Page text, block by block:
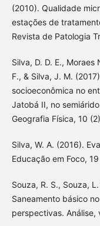
(2010). Qualidade
estações de
Revista de Patologia
Silva, D. D. E., Moraes
F., & Silva, J. M.
socioeconômica no
Jatobá II, no
Geografia Física, 10
Silva, W. A. (2016).
Educação em Foco,
Souza, R. S., Souza,
Saneamento básico
perspectivas. Análise,